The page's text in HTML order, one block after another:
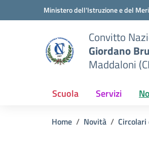
Vai ai contenuti
Vai al menu di navigazioneMinistero dell'Istruzione e del
Convitto
Giordano
Maddaloni
Scuola Servizi
Home Novità Circolari